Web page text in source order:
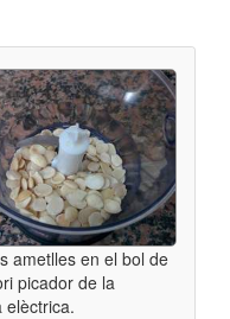
ametlles en el bol de
picador de la
elèctrica.